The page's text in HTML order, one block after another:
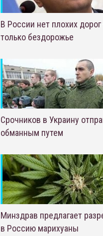
В России нет плохих дорог
только бездорожье
Срочников в Украину
обманным путем
Минздрав предлагает
в Россию марихуаны